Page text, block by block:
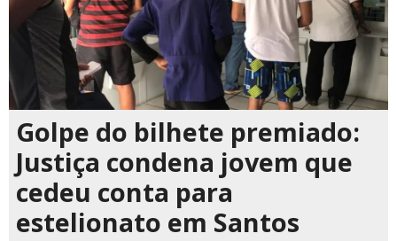
Golpe do bilhete premiado:
Justiça condena jovem que
cedeu conta para
estelionato em Santos